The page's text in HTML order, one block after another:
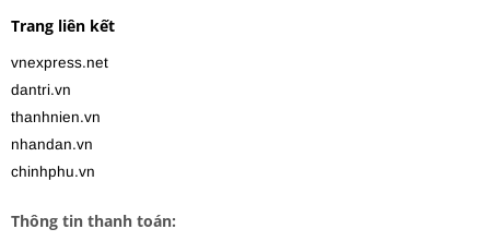
Trang liên kết
vnexpress.net
dantri.vn
thanhnien.vn
nhandan.vn
chinhphu.vn
Thông tin thanh toán: